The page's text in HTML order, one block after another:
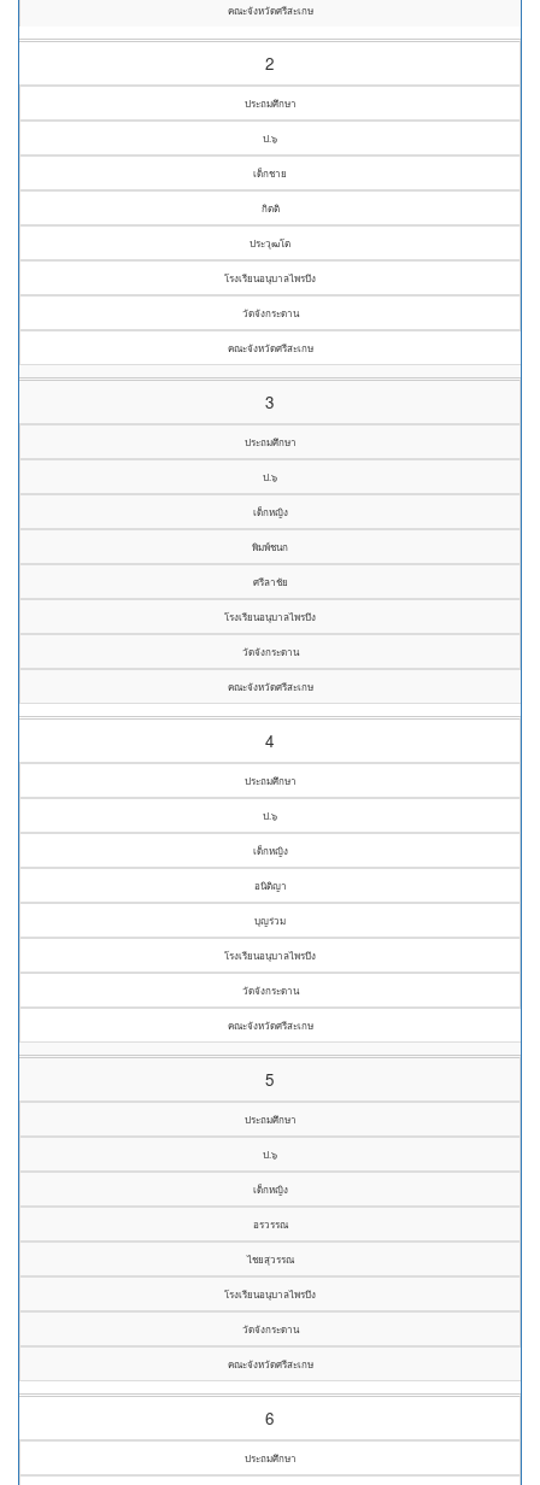
คณะจังหวัดศรีสะเกษ
2
ประถมศึกษา
ป.๖
เด็กชาย
กิตติ
ประวุฒโต
โรงเรียนอนุบาลไพรบึง
วัดจังกระดาน
คณะจังหวัดศรีสะเกษ
3
ประถมศึกษา
ป.๖
เด็กหญิง
พิมพ์ชนก
ศรีลาชัย
โรงเรียนอนุบาลไพรบึง
วัดจังกระดาน
คณะจังหวัดศรีสะเกษ
4
ประถมศึกษา
ป.๖
เด็กหญิง
อนิติญา
บุญร่วม
โรงเรียนอนุบาลไพรบึง
วัดจังกระดาน
คณะจังหวัดศรีสะเกษ
5
ประถมศึกษา
ป.๖
เด็กหญิง
อรวรรณ
ไชยสุวรรณ
โรงเรียนอนุบาลไพรบึง
วัดจังกระดาน
คณะจังหวัดศรีสะเกษ
6
ประถมศึกษา